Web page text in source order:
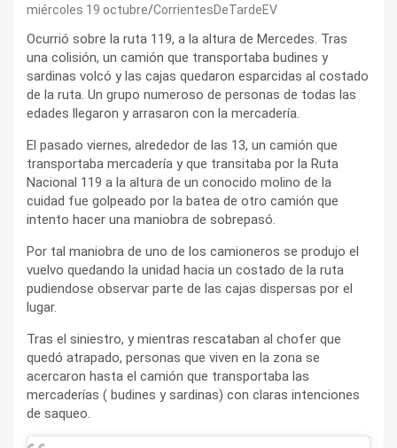
miércoles 19 octubre CorrientesDeTardeEV
Ocurrió sobre la ruta 119, a la altura de Mercedes. Tras
una colisión, un camión que transportaba budines y
sardinas volcó y las cajas quedaron esparcidas al costado
de la ruta. Un grupo numeroso de personas de todas las
edades llegaron y arrasaron con la mercadería.
El pasado viernes, alrededor de las 13, un camión que
transportaba mercadería y que transitaba por la Ruta
Nacional 119 a la altura de un conocido molino de la
cuidad fue golpeado por la batea de otro camión que
intento hacer una maniobra de sobrepasó.
Por tal maniobra de uno de los camioneros se produjo el
vuelvo quedando la unidad hacia un costado de la ruta
pudiendose observar parte de las cajas dispersas por el
lugar.
Tras el siniestro, y mientras rescataban al chofer que
quedó atrapado, personas que viven en la zona se
acercaron hasta el camión que transportaba las
mercaderías ( budines y sardinas) con claras intenciones
de saqueo.